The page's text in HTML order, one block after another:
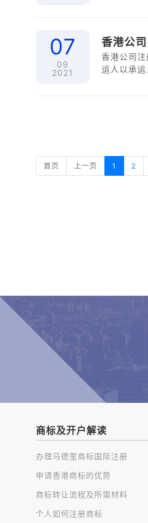
07
09
2021
香港公
香港公司
运人以承
首页 上一页 1 2
商标及开户解读
办理马德里商标国际注册
申请香港商标的优势
商标转让流程及所需材料
个人如何注册商标